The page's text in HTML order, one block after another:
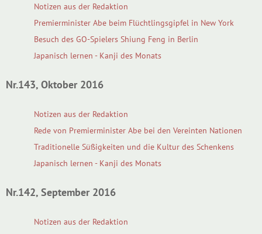
Notizen aus der Redaktion
Premierminister Abe beim Flüchtlingsgipfel in New York
Besuch des GO-Spielers Shiung Feng in Berlin
Japanisch lernen - Kanji des Monats
Nr.143, Oktober 2016
Notizen aus der Redaktion
Rede von Premierminister Abe bei den Vereinten Nationen
Traditionelle Süßigkeiten und die Kultur des Schenkens
Japanisch lernen - Kanji des Monats
Nr.142, September 2016
Notizen aus der Redaktion